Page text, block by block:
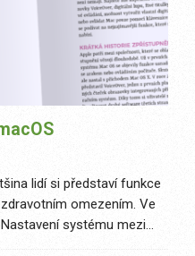
lidí si představí funkce
omezením. Ve
systému mezi
zde nabízí desítky